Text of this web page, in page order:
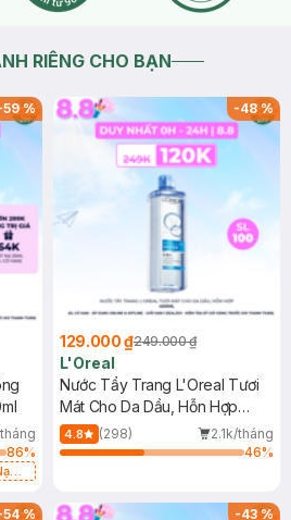
RIÊNG CHO BẠN
59%
86%
-48%
129.000 ₫249.000 ₫
L'Oreal
Nước Tẩy Trang L'Oreal Tươi
Mát Cho Da Dầu, Hỗn Hợp
400ml
4.8 (298)
2.1k/tháng
46%
54% -43%